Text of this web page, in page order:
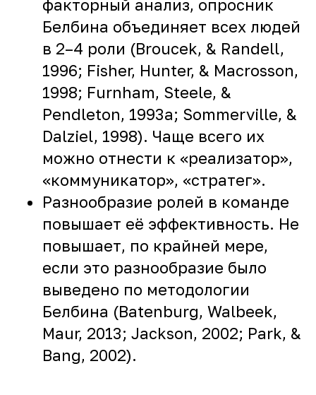
факторный анализ, опросник
Белбина объединяет всех людей
в 2–4 роли (Broucek, & Randell,
1996; Fisher, Hunter, & Macrosson,
1998; Furnham, Steele, &
Pendleton, 1993a; Sommerville, &
Dalziel, 1998). Чаще всего их
можно отнести к «реализатор»,
«коммуникатор», «стратег».
Разнообразие ролей в команде
повышает её эффективность. Не
повышает, по крайней мере,
если это разнообразие было
выведено по методологии
Белбина (Batenburg, Walbeek,
Maur, 2013; Jackson, 2002; Park, &
Bang, 2002).